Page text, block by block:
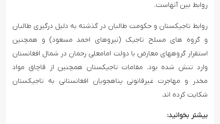
روابط بین آنهاست.
روابط تاجیکستان و حکومت طالبان در گذشته به دلیل درگیری طالبان
و گروه های مسلح تاجیک (نیروهای احمد مسعود) و همچنین
استقرار گروههای معارض با دولت امامعلی رحمان در شمال افغانستان
وارد تنش شده بود. مقامات تاجیکستان همچنین از قاچاق مواد
مخدر و مهاجرت غیرقانونی پناهجویان افغانستانی به تاجیکستان
شکایت کرده اند.
بیشتر بخوانید: